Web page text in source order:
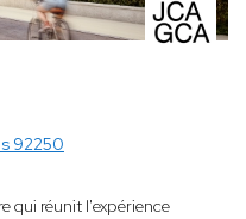
92250
qui réunit l'expérience